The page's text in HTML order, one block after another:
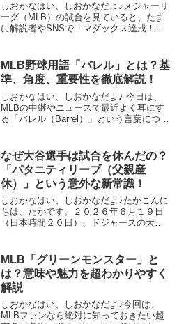
しおかなはい、しおかなだよ♪メジャーリ
ーグ（MLB）の試合を見ていると、たま
に解説者やSNSで「マダックス達成！」
うの？」って疑問に思う人も多いはず。
今回は、ピッチャー...
MLB野球用語「バレル」とは？基
準、角度、重要性を徹底解説！
しおかなはい、しおかなだよ♪ 今日は、
MLBの中継やニュースで最近よく耳にす
る「バレル（Barrel）」という言葉につい
れを知れば、あなたも立派なMLBのスタ
ッツ（デー...
なぜ大谷選手は試合を休んだの？
「パタニティリーブ（父親産
休）」という意外な新常識！
しおかなはい、しおかなだよ♪たかこんに
ちは、たかです。２０２６年６月１９日
（日本時間２０日）、ドジャースの大谷
我でもしたの！？」って心配になったよ
ね？実はケガや不調ではな...
MLB「グリーンモンスター」と
は？意味や魅力を超わかりやすく
解説
しおかなはい、しおかなだよ♪今回は、
MLBファンなら絶対に知っておきたい超